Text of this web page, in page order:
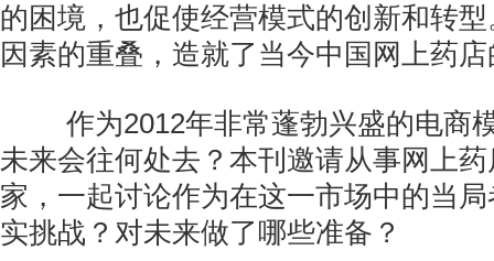
的困境，也促使经营模式的创新和转
因素的重叠，造就了当今中国网上药
作为2012年非常蓬勃兴盛的电商
未来会往何处去？本刊邀请从事网上
家，一起讨论作为在这一市场中的当
实挑战？对未来做了哪些准备？